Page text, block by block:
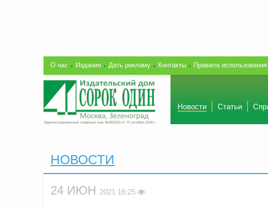
О нас Издания Дать рекламу Контакты Правила использования
Новости Статьи
НОВОСТИ
24 ИЮН 2021 16:25